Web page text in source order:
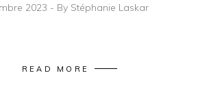
2023 By Stéphanie Laskar
READ MORE